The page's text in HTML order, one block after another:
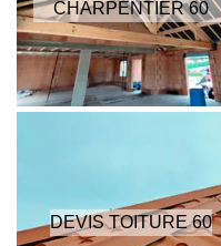
CHARPENTIER 60
DEVIS TOITURE 60